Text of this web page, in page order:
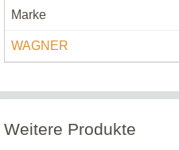
Marke
WAGNER
Weitere Produkte